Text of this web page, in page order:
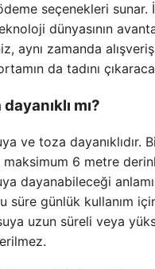
seçenekleri sunar.
dünyasının
aynı zamanda alışveriş
da tadını
mı?
ve toza dayanıklıdır.
maksimum 6 metre
dayanabileceği
süre günlük kullanım
uzun süreli veya